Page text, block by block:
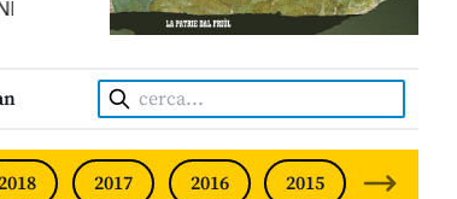
• INDEPENDENT FRIULIAN MONTHLY
Cerca:
2017 2016 2015 2014